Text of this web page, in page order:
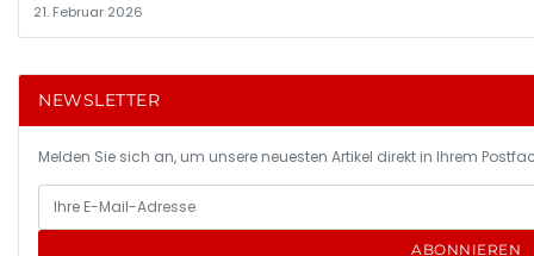
21. Februar 2026
NEWSLETTER
Melden Sie sich an, um unsere neuesten Artikel direkt in Ihrem
ABONNIEREN